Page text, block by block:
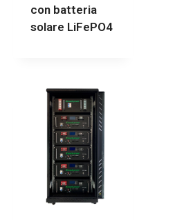
con batteria
solare LiFePO4